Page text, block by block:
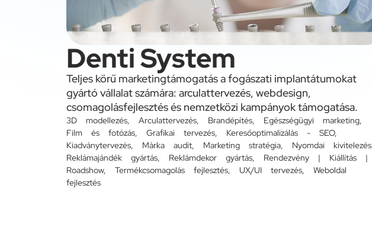
Denti System
Teljes körű marketingtámogatás a fogászati implantátumokat
gyártó vállalat számára: arculattervezés, webdesign,
csomagolásfejlesztés és nemzetközi kampányok támogatása.
3D modellezés Arculattervezés Brandépítés Egészségügyi marketing
Film és fotózás
Grafikai tervezés Keresőoptimalizálás - SEO,
Kiadványtervezés
Márka audit Marketing stratégia Nyomdai kivitelezés
Reklámajándék gyártás
Reklámdekor gyártás
Rendezvény | Kiállítás |
Roadshow, Termékcsomagolás fejlesztés UX/UI tervezés
Weboldal
fejlesztés